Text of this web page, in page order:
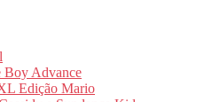
Boy Advance
Edição Mario